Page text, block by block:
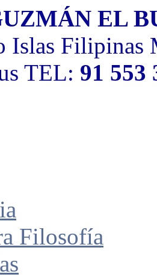
EL
TEL: 91
Filosofía